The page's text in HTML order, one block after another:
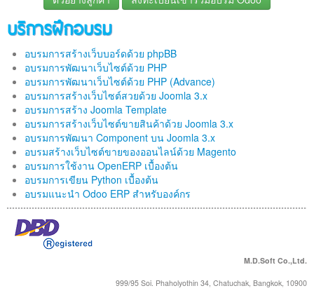
บริการฝึกอบรม
อบรมการสร้างเว็บบอร์ดด้วย phpBB
อบรมการพัฒนาเว็บไซต์ด้วย PHP
อบรมการพัฒนาเว็บไซต์ด้วย PHP (Advance)
อบรมการสร้างเว็บไซต์สวยด้วย Joomla 3.x
อบรมการสร้าง Joomla Template
อบรมการสร้างเว็บไซต์ขายสินค้าด้วย Joomla 3.x
อบรมการพัฒนา Component บน Joomla 3.x
อบรมสร้างเว็บไซต์ขายของออนไลน์ด้วย Magento
อบรมการใช้งาน OpenERP เบื้องต้น
อบรมการเขียน Python เบื้องต้น
อบรมแนะนำ Odoo ERP สำหรับองค์กร
M.D.Soft Co.,Ltd.
999/95 Soi. Phaholyothin 34, Chatuchak, Bangkok, 10900